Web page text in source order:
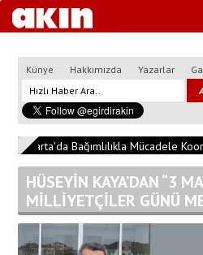
Künye Hakkımızda Yazarlar
Isparta'da Bağımlılıkla Mücadele
HÜSEYİN KAYA’DAN “3
MİLLİYETÇİLER GÜNÜ